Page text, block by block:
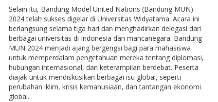
Selain itu, Bandung Model United Nations (Bandung MUN)
2024 telah sukses digelar di Universitas Widyatama. Acara ini
berlangsung selama tiga hari dan menghadirkan delegasi dari
berbagai universitas di Indonesia dan mancanegara. Bandung
MUN 2024 menjadi ajang bergengsi bagi para mahasiswa
untuk memperdalam pengetahuan mereka tentang diplomasi,
hubungan internasional, dan keterampilan berdebat. Peserta
diajak untuk mendiskusikan berbagai isu global, seperti
perubahan iklim, krisis kemanusiaan, dan tantangan ekonomi
global.